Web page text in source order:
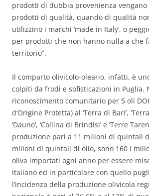
prodotti di dubbia provenienza
prodotti di qualità, quando di qualità
utilizzino i marchi ‘made in Italy’, o
per prodotti che non hanno nulla a che
territorio”.
Il comparto olivicolo-oleario, infatti, è
colpiti da frodi e sofisticazioni in Puglia.
riconoscimento comunitario per 5 oli
d’Origine Protetta) al ‘Terra di Bari’,
‘Dauno’, ‘Collina di Brindisi’ e ‘Terre
produzione pari a 11 milioni di quintali
milioni di quintali di olio, sono 160 i
oliva importati ogni anno per essere
italiano ed in particolare con quello
l’incidenza della produzione olivicola